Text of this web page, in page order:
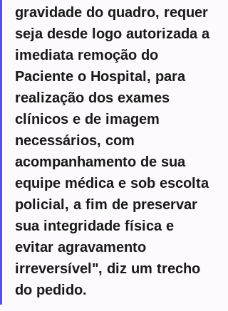
gravidade do quadro, requer
seja desde logo autorizada a
imediata remoção do
Paciente o Hospital, para
realização dos exames
clínicos e de imagem
necessários, com
acompanhamento de sua
equipe médica e sob escolta
policial, a fim de preservar
sua integridade física e
evitar agravamento
irreversível", diz um trecho
do pedido.